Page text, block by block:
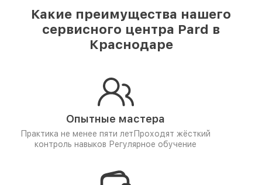
Какие преимущества нашего
сервисного центра Pard в
Краснодаре
Опытные мастера
Практика не менее пяти лет Проходят жёсткий
контроль навыков Регулярное обучение